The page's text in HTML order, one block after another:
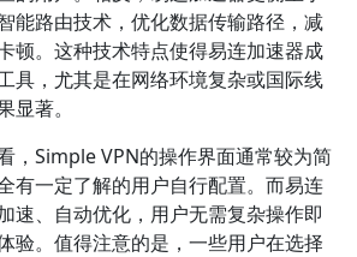
能路由技术，优化数据传输路径，减
顿。这种技术特点使得易连加速器成
具，尤其是在网络环境复杂或国际线
显著。
，Simple VPN的操作界面通常较为简
有一定了解的用户自行配置。而易连
速、自动优化，用户无需复杂操作即
验。值得注意的是，一些用户在选择